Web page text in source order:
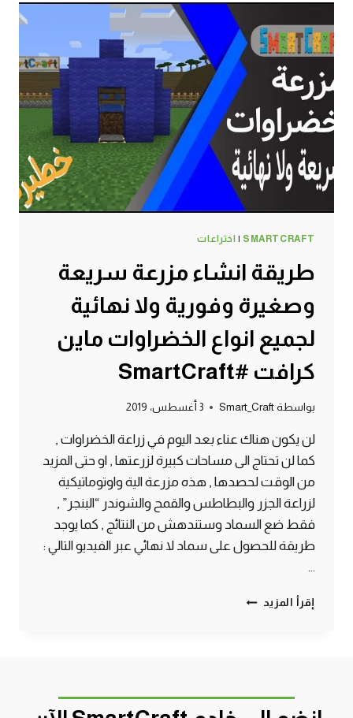
SMARTCRAFT
| اختراعات
طريقة انشاء مزرعة سريعة
وصغيرة وفورية ولا نهائية
لجميع انواع الخضراوات ماين
كرافت #SmartCraft
بواسطة Smart_Craft 3 أغسطس، 2019
لن يكون هناك عناء بعد اليوم في زراعة الخضراوات ,
كما لن تحتاج الى مساحات كبيرة لزرعتها , او حتى المزيد
من الوقت لحصدها , هذه مزرعة الية واوتوماتيكية
لزراعة الجزر والبطاطس والقمح والشوندر “البنجر” ,
فقط ضع السماد وستندهش من النتائج , كما يوجد
طريقة للحصول على سماد لا نهائي عبر الفيديو التالي :
…
إقرأ المزيد طريقة
ولا
نهائية